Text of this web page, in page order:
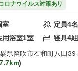
ロナウイルス対策あり
室 定員4名
用浴室1室 寝具4組
県笛吹市石和町八田39-
7.7km